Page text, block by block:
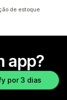
de estoque
app?
por 3 dias